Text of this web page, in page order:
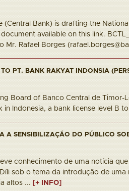
(Central Bank) is drafting the
available on this link.
Mr. Rafael Borges
PT. BANK RAKYAT INDONSIA
Board of Banco Central de
in Indonesia, a bank license level B
A SENSIBILIZAÇÃO DO PÚBLICO
conhecimento de uma notícia
sob o tema da introdução de
altos ... [+ INFO]